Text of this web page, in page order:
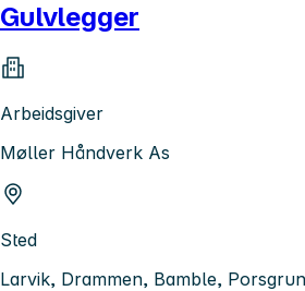
Gulvlegger
Arbeidsgiver
Møller Håndverk As
Sted
Larvik, Drammen, Bamble,